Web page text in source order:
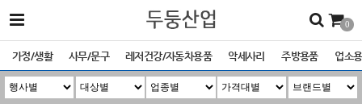
0
가정/생활 사무/문구 레저건강/자동차용품 악세사리 주방용품 업소